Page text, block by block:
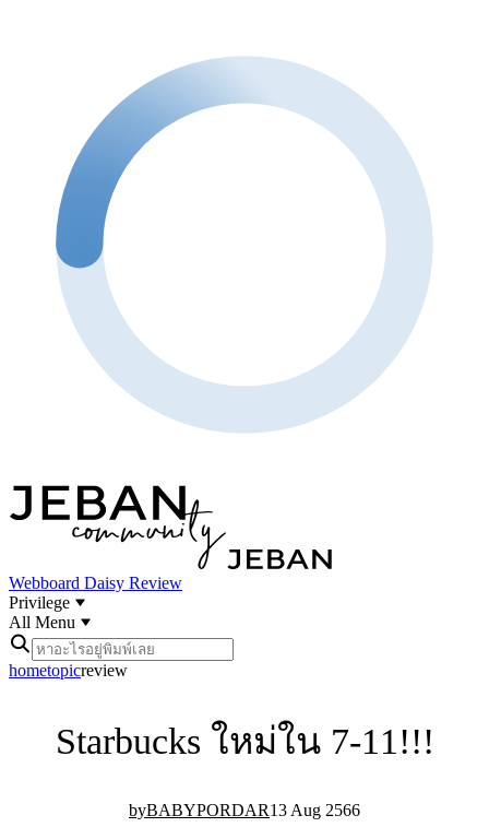
Webboard Daisy Review
Privilege
All Menu
hometopicreview
Starbucks ใหม่ใน 7-11!!!
BABYPORDAR13 Aug 2566